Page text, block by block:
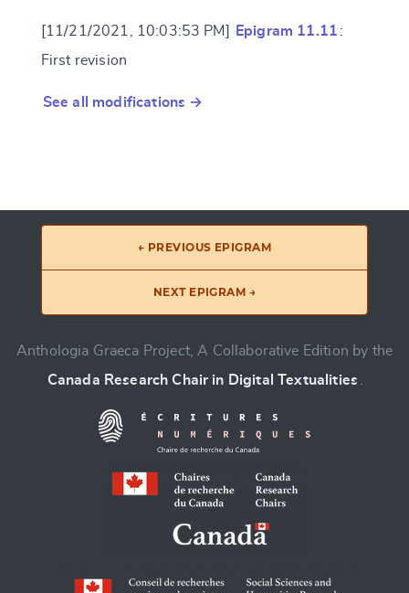
[11/21/2021, 10:03:53 PM] Epigram 11.11 :
First revision
See all modifications →
← PREVIOUS EPIGRAM
NEXT EPIGRAM →
Anthologia Graeca Project, A Collaborative Edition by the
Canada Research Chair in Digital Textualities